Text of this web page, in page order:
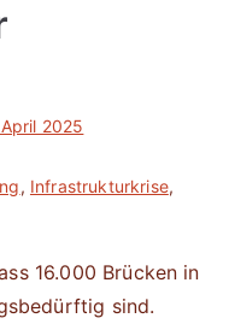
2025
, Infrastrukturkrise,
16.000 Brücken in
sind.